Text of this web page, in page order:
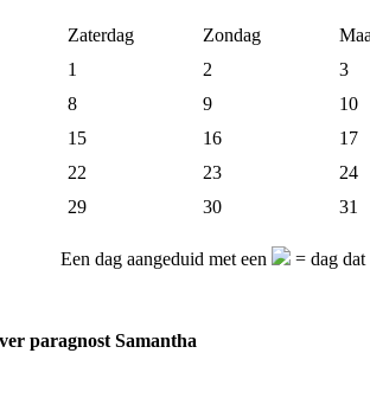
Zaterdag Zondag
1
2
3
8
9
10
15
16
17
22
23
24
29
30 31
Een dag aangeduid met een = dag dat
paragnost Samantha